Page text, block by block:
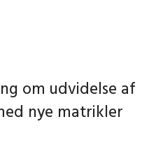
om udvidelse af
nye matrikler